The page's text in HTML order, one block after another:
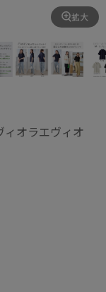
拡大
オラエヴィオ